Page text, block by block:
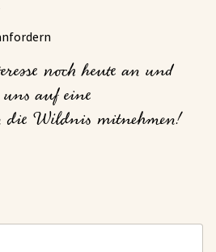
noch heute an und
auf eine
die Wildnis mitnehmen!